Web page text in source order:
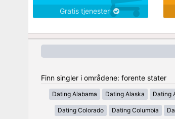
Gratis tjenester
Finn singler i områdene: forente stater
Dating Alabama Dating Alaska Dating
Dating Colorado Dating Columbia